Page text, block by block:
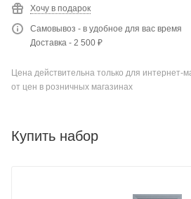
Хочу в подарок
Самовывоз - в удобное для вас время
Доставка - 2 500 ₽
Цена действительна только для интернет-
от цен в розничных магазинах
Купить набор